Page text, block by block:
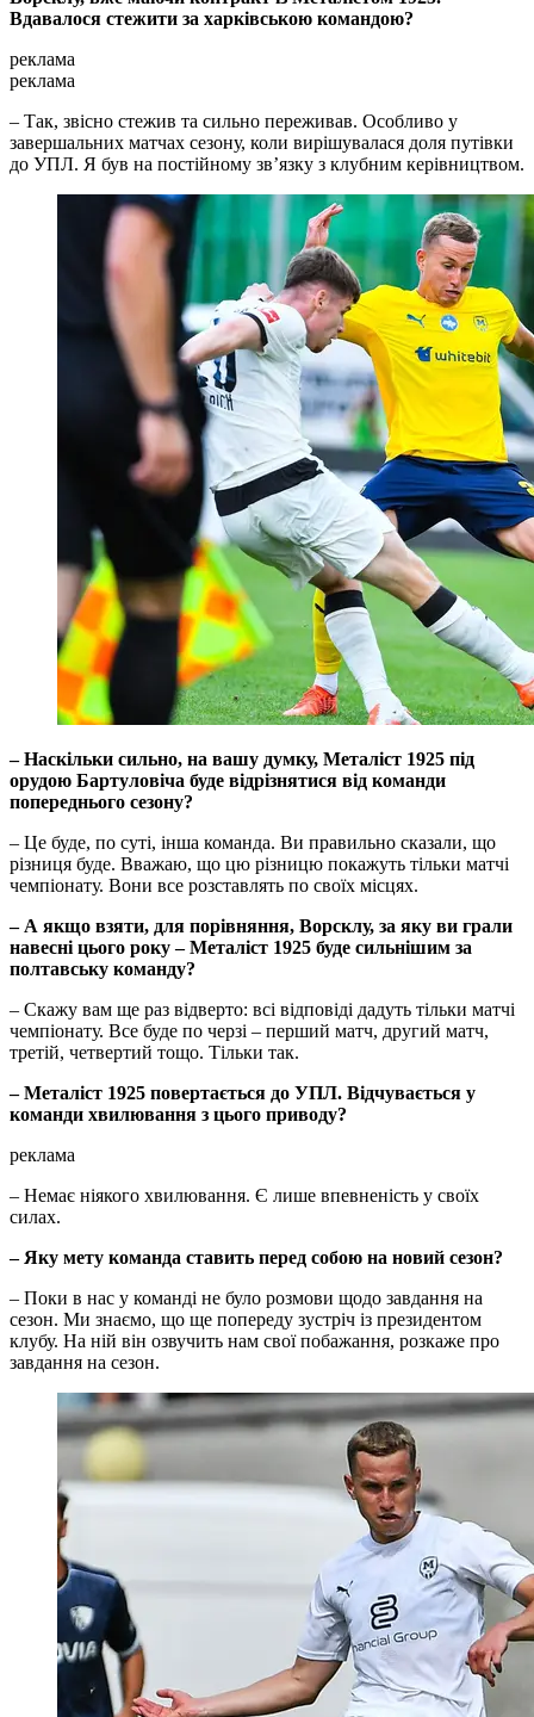
Вдавалося стежити за харківською командою?
реклама
реклама
– Так, звісно стежив та сильно переживав. Особливо у
завершальних матчах сезону, коли вирішувалася доля путівки
до УПЛ. Я був на постійному зв’язку з клубним керівництвом.
–​​​​​​​ Наскільки сильно, на вашу думку, Металіст 1925 під
орудою Бартуловіча буде відрізнятися від команди
попереднього сезону?
– Це буде, по суті, інша команда. Ви правильно сказали, що
різниця буде. Вважаю, що цю різницю покажуть тільки матчі
чемпіонату. Вони все розставлять по своїх місцях.
–​​​​​​​ А якщо взяти, для порівняння, Ворсклу, за яку ви грали
навесні цього року –​​​​​​​ Металіст 1925 буде сильнішим за
полтавську команду?
– Скажу вам ще раз відверто: всі відповіді дадуть тільки матчі
чемпіонату. Все буде по черзі – перший матч, другий матч,
третій, четвертий тощо. Тільки так.
–​​​​​​​ Металіст 1925 повертається до УПЛ. Відчувається у
команди хвилювання з цього приводу?
реклама
– Немає ніякого хвилювання. Є лише впевненість у своїх
силах.
–​​​​​​​ Яку мету команда ставить перед собою на новий сезон?
– Поки в нас у команді не було розмови щодо завдання на
сезон. Ми знаємо, що ще попереду зустріч із президентом
клубу. На ній він озвучить нам свої побажання, розкаже про
завдання на сезон.